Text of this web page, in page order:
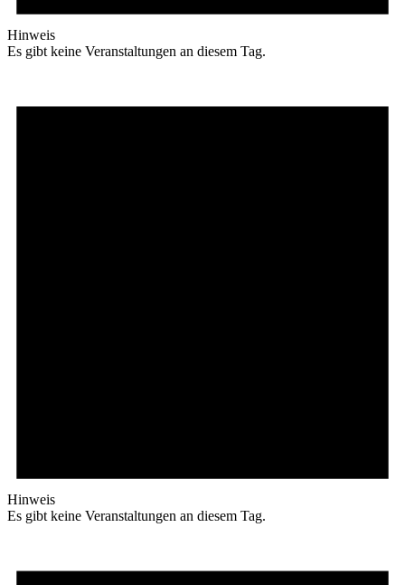
Hinweis
Es gibt keine Veranstaltungen an diesem Tag.
Hinweis
Es gibt keine Veranstaltungen an diesem Tag.